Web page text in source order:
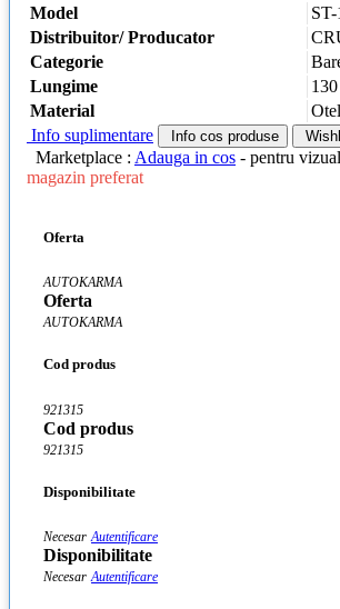
Model
Distribuitor/ Producator
Categorie
Lungime
Material
Otel
Info suplimentare
Info cos produse
Marketplace : Adauga in cos - pentru
magazin preferat
Oferta
AUTOKARMA
Oferta
AUTOKARMA
Cod produs
921315
Cod produs
921315
Disponibilitate
Necesar Autentificare
Disponibilitate
Necesar Autentificare